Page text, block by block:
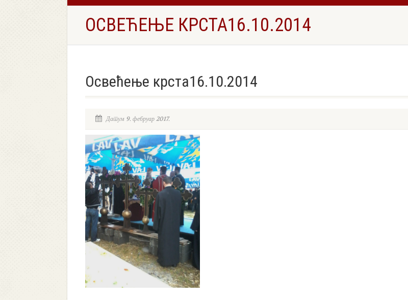
ОСВЕЋЕЊЕ КРСТА16.10.2014
Освећење крста16.10.2014
Датум 9. фебруар 2017.